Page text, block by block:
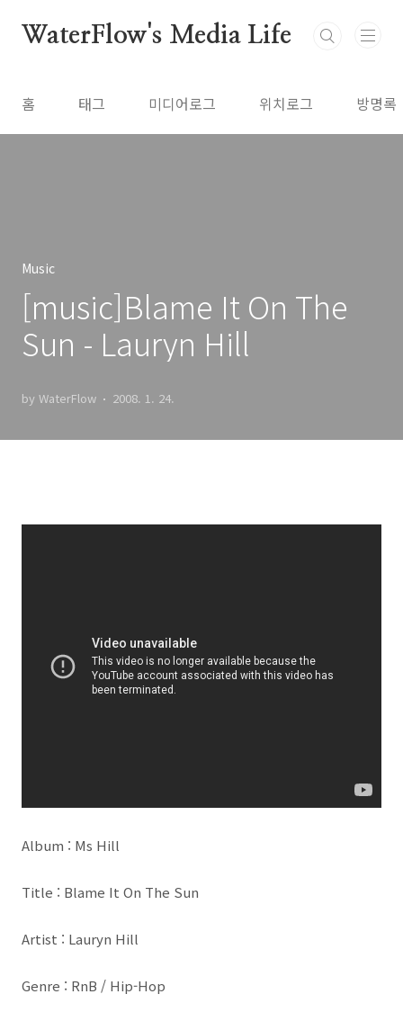
WaterFlow's Media Life
홈 태그 미디어로그 위치로그 방명록
Music
[music]Blame It On The
Sun - Lauryn Hill
by WaterFlow 2008. 1. 24.
Album : Ms Hill
Title : Blame It On The Sun
Artist : Lauryn Hill
Genre : RnB / Hip-Hop